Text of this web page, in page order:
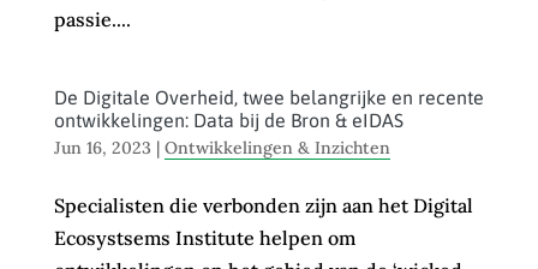
passie....
De Digitale Overheid, twee belangrijke en recente
ontwikkelingen: Data bij de Bron & eIDAS
Jun 16, 2023 | Ontwikkelingen & Inzichten
Specialisten die verbonden zijn aan het Digital
Ecosystsems Institute helpen om